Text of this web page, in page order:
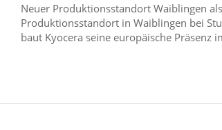
Neuer Produktionsstandort Waiblingen
Produktionsstandort in Waiblingen bei
baut Kyocera seine europäische